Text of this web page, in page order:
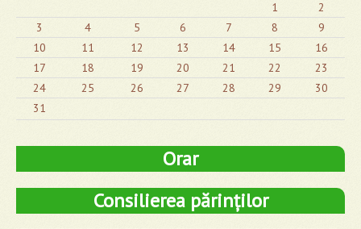
1
2
3
4 5 6 7 8
9
10
11 12 13 14 15
16
17
18 19 20 21 22
23
24
25 26 27 28 29
30
31
Orar
Consilierea părinților